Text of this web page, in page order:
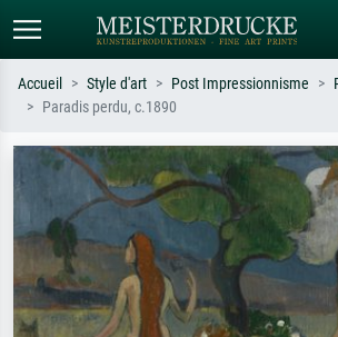
Recherchez par artiste, titre ou style –
ex. Monet, Nuit étoilée,
impressionnisme, vague de Hokusai,
nu.
Décrivez la
abstrait
tableau
Accueil Style d'art Post Impressionnisme
Paradis perdu, c.1890